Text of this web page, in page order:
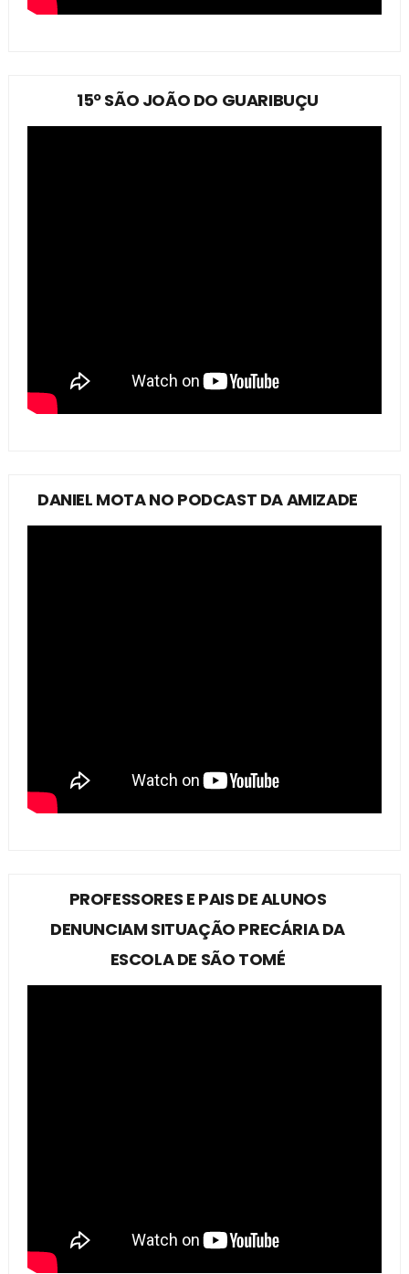
15º SÃO JOÃO DO GUARIBUÇU
DANIEL MOTA NO PODCAST DA AMIZADE
PROFESSORES E PAIS DE ALUNOS
DENUNCIAM SITUAÇÃO PRECÁRIA DA
ESCOLA DE SÃO TOMÉ